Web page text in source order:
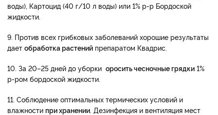
воды), Картоцид (40 г/10 л воды) или 1% р-р Бордоской
жидкости.
9. Против всех грибковых заболеваний хорошие результаты
дает обработка растений препаратом Квадрис.
10. За 20–25 дней до уборки оросить чесночные грядки 1%
р-ром бордоской жидкости.
11. Соблюдение оптимальных термических условий и
влажности при хранении . Дезинфекция и вентиляция мест